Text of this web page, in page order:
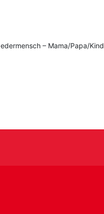
– Mama/Papa/